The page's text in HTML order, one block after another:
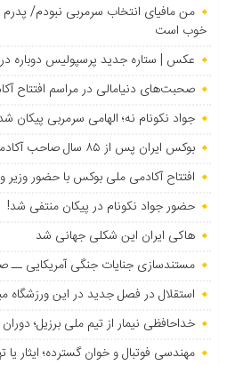
من مافیای انتخاب سرمربی نبودم/
خوب است
عکس | ستاره جدید پرسپولیس دوباره
صحبت‌های دنیامالی در مراسم افتتاح
جواد نکونام نه؛ الهامی سرمربی پیکان
بوکس ایران پس از ۸۵ سال صاحب آکادمی تیم های ملی شد
افتتاح آکادمی ملی بوکس با حضور
حضور جواد نکونام در پیکان منتفی شد!
هاکی ایران این شکلی جهانی شد
مستندسازی جنایات جنگی آمریکایی ــ
استقلال در فصل جدید در این ورزشگاه
خداحافظی نیمار از تیم ملی برزیل؛
مهندسی فوتبال و خوان گسترده؛ ایثار یا